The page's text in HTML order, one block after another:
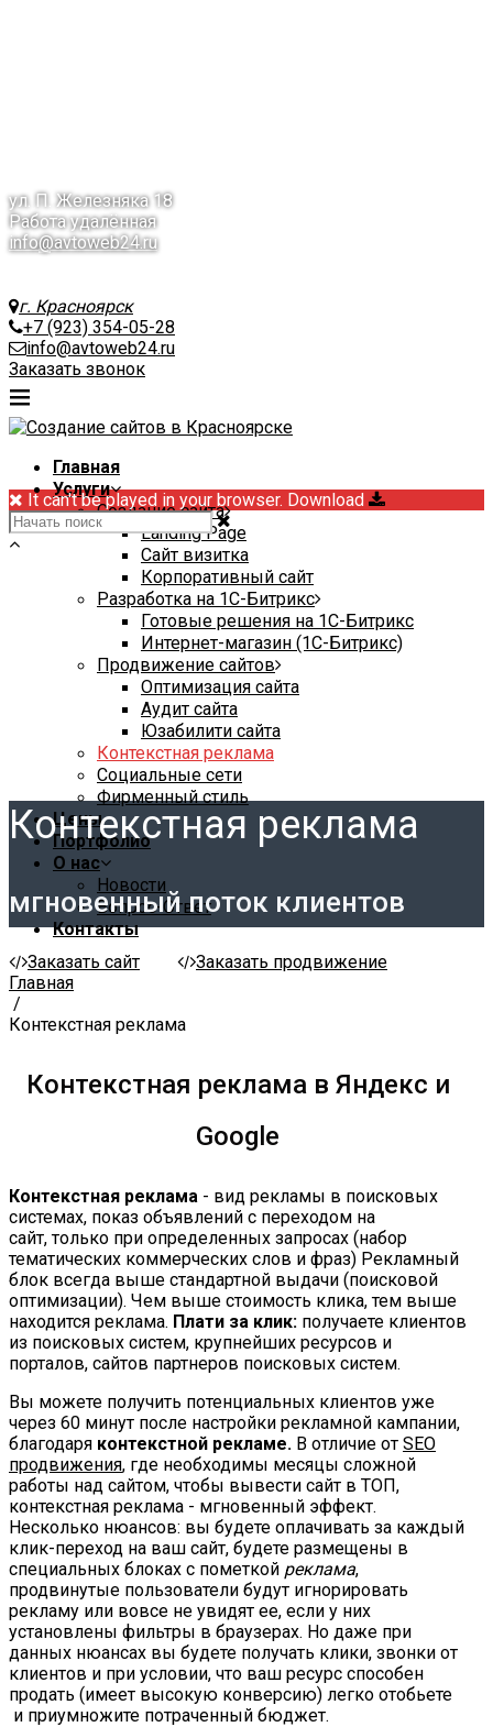
ул. П. Железняка 18
Работа удалённая
info@avtoweb24.ru
г. Красноярск
+7 (923) 354-05-28
info@avtoweb24.ru
Заказать звонок
Главная
Услуги
Создание сайта
Landing Page
Сайт визитка
Корпоративный сайт
Разработка на 1С-Битрикс
Готовые решения на 1С-Битрикс
Интернет-магазин (1С-Битрикс)
Продвижение сайтов
Оптимизация сайта
Аудит сайта
Юзабилити сайта
Контекстная реклама
Социальные сети
Фирменный стиль
Цены
Портфолио
О нас
Новости
Вопрос-Ответ
Контакты
It can't be played in your browser. Download
Контекстная реклама
мгновенный поток клиентов
Заказать сайт
Заказать продвижение
Главная
/
Контекстная реклама
Контекстная реклама в Яндекс и
Google
Контекстная реклама - вид рекламы в поисковых
системах, показ объявлений с переходом на
сайт, только при определенных запросах (набор
тематических коммерческих слов и фраз) Рекламный
блок всегда выше стандартной выдачи (поисковой
оптимизации). Чем выше стоимость клика, тем выше
находится реклама. Плати за клик: получаете клиентов
из поисковых систем, крупнейших ресурсов и
порталов, сайтов партнеров поисковых систем.
Вы можете получить потенциальных клиентов уже
через 60 минут после настройки рекламной кампании,
благодаря контекстной рекламе. В отличие от SEO
продвижения, где необходимы месяцы сложной
работы над сайтом, чтобы вывести сайт в ТОП,
контекстная реклама - мгновенный эффект.
Несколько нюансов: вы будете оплачивать за каждый
клик-переход на ваш сайт, будете размещены в
специальных блоках с пометкой реклама,
продвинутые пользователи будут игнорировать
рекламу или вовсе не увидят ее, если у них
установлены фильтры в браузерах. Но даже при
данных нюансах вы будете получать клики, звонки от
клиентов и при условии, что ваш ресурс способен
продать (имеет высокую конверсию) легко отобьете
и приумножите потраченный бюджет.